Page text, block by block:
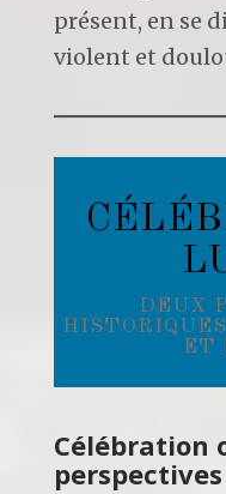
présent, en se
violent et
DEUX
ET
Célébration
perspectives